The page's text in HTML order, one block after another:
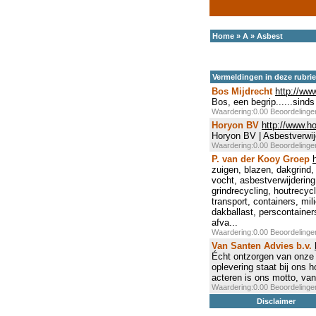
Home » A » Asbest
Vermeldingen in deze
Bos Mijdrecht http://
Bos, een
Waardering:0.00
Horyon BV http://
Horyon BV |
Waardering:0.00
P. van der Kooy Groep
zuigen, blazen,
vocht,
grindrecycling,
transport, containers,
dakballast,
afva...
Waardering:0.00
Van Santen Advies b.v.
Écht ontzorgen van
oplevering staat bij ons
acteren is ons motto,
Waardering:0.00
Disclaimer